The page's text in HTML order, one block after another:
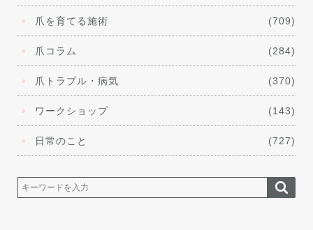
爪を育てる施術 (709)
爪コラム (284)
爪トラブル・病気 (370)
ワークショップ (143)
日常のこと (727)